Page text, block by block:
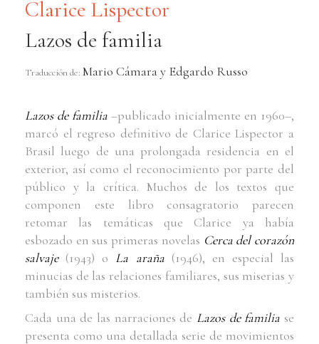
Clarice Lispector
Lazos de familia
Traducción de: Mario Cámara y Edgardo Russo
Lazos de familia –publicado inicialmente en 1960–,
marcó el regreso definitivo de Clarice Lispector a
Brasil luego de una prolongada residencia en el
exterior, así como el reconocimiento por parte del
público y la crítica. Muchos de los textos que
componen este libro consagratorio parecen
retomar las temáticas que Clarice ya había
esbozado en sus primeras novelas Cerca del corazón
salvaje (1943) o La araña (1946), en especial las
minucias de las relaciones familiares, sus miserias y
también sus misterios.
Cada una de las narraciones de Lazos de familia se
presenta como una detallada serie de movimientos